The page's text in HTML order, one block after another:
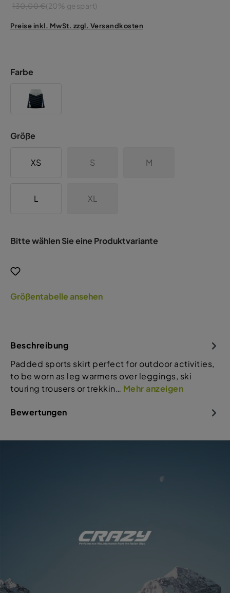
130,00 €(20% gespart)
Preise inkl. MwSt. zzgl. Versandkosten
Farbe
Größe
XS S M
L XL
Bitte wählen Sie eine Produktvariante
Größentabelle ansehen
Beschreibung
Padded sports skirt perfect for outdoor activities,
to be worn as leg warmers over leggings, ski
touring trousers or trekkin… Mehr anzeigen
Bewertungen